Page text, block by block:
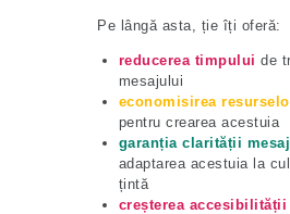
Pe lângă asta, ție îți oferă:
reducerea timpului de
mesajului
economisirea
pentru crearea acestuia
garanția clarității
adaptarea acestuia la
țintă
creșterea accesibilității